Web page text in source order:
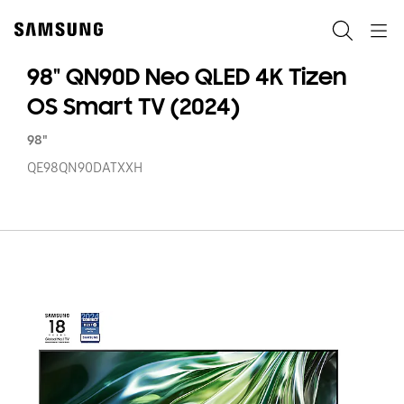
content
accessibility
98" QN90D Neo QLED 4K Tizen
OS Smart TV (2024)
98"
QE98QN90DATXXH